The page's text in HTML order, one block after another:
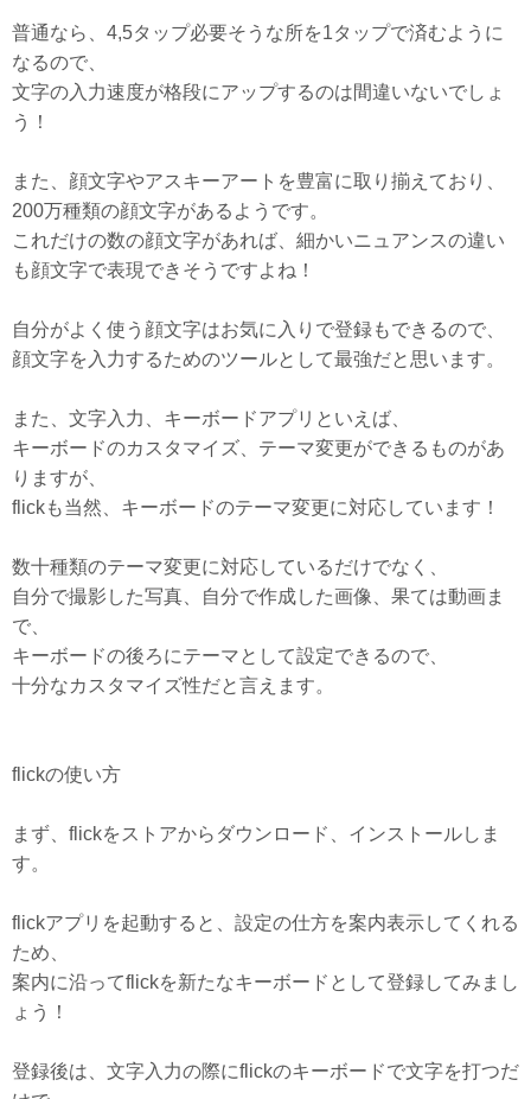
普通なら、4,5タップ必要そうな所を1タップで済むように
なるので、
文字の入力速度が格段にアップするのは間違いないでしょ
う！
また、顔文字やアスキーアートを豊富に取り揃えており、
200万種類の顔文字があるようです。
これだけの数の顔文字があれば、細かいニュアンスの違い
も顔文字で表現できそうですよね！
自分がよく使う顔文字はお気に入りで登録もできるので、
顔文字を入力するためのツールとして最強だと思います。
また、文字入力、キーボードアプリといえば、
キーボードのカスタマイズ、テーマ変更ができるものがあ
りますが、
flickも当然、キーボードのテーマ変更に対応しています！
数十種類のテーマ変更に対応しているだけでなく、
自分で撮影した写真、自分で作成した画像、果ては動画ま
で、
キーボードの後ろにテーマとして設定できるので、
十分なカスタマイズ性だと言えます。
flickの使い方
まず、flickをストアからダウンロード、インストールしま
す。
flickアプリを起動すると、設定の仕方を案内表示してくれる
ため、
案内に沿ってflickを新たなキーボードとして登録してみまし
ょう！
登録後は、文字入力の際にflickのキーボードで文字を打つだ